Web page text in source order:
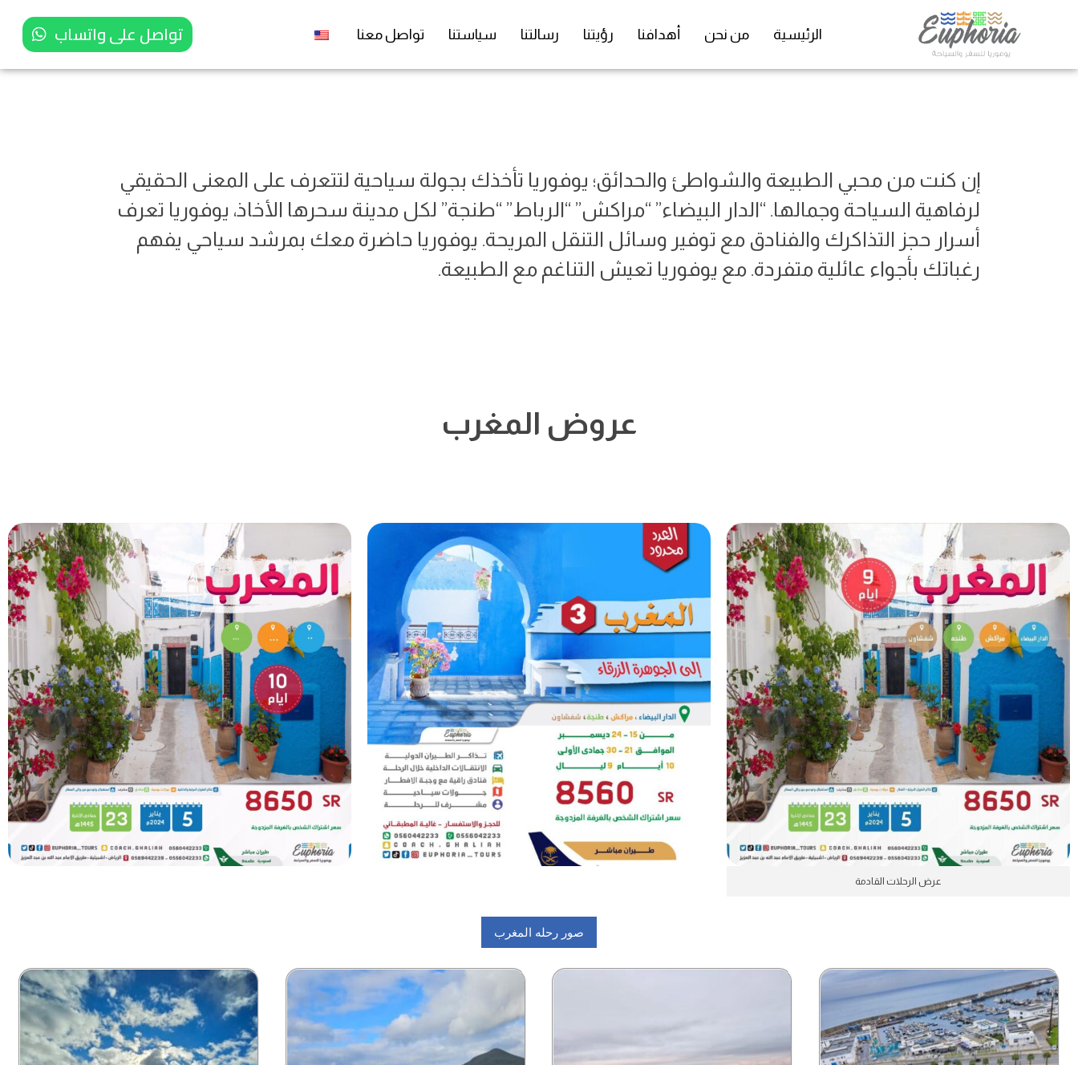
الرئيسية من نحن أهدافنا رؤيتنا رسالتنا سياستنا تواصل معنا تواصل على واتساب
إن كنت من محبي الطبيعة والشواطئ والحدائق؛ يوفوريا تأخذك بجولة سياحية لتتعرف على المعنى الحقيقي
لرفاهية السياحة وجمالها. “الدار البيضاء” “مراكش” “الرباط” “طنجة” لكل مدينة سحرها الأخاذ، يوفوريا تعرف
أسرار حجز التذاكرك والفنادق مع توفير وسائل التنقل المريحة. يوفوريا حاضرة معك بمرشد سياحي يفهم
رغباتك بأجواء عائلية متفردة. مع يوفوريا تعيش التناغم مع الطبيعة.
عروض المغرب
عرض الرحلات القادمة
صور رحله المغرب